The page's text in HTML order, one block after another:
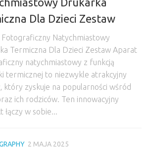
Dla Dzieci Zestaw
Natychmiastowy
Termiczna Dla Dzieci Zestaw Aparat
natychmiastowy z funkcją
termicznej to niezwykle atrakcyjny
który zyskuje na popularności wśród
ich rodziców. Ten innowacyjny
łączy w sobie...
2 MAJA 2025